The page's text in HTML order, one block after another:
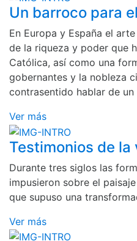
Un barroco para
En Europa y España el
de la riqueza y poder que
Católica, así como una
gobernantes y la nobleza
contrasentido hablar de
Ver más
Testimonios de la
Durante tres siglos las
impusieron sobre el
que supuso una
Ver más